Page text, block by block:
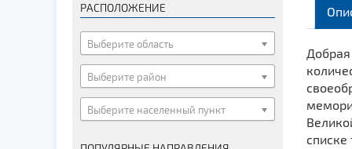
Памятники археологии
Памятники геодезии
Памятники природы
Памятники известным людям
Церкви
РАСПОЛОЖЕНИЕ
Выберите область
Выберите район
Выберите населенный пункт